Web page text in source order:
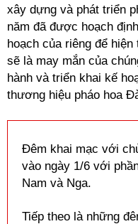
xây dựng và phát triển
năm đã được hoạch
hoạch của riêng để
sẽ là may mắn của
hành và triển khai kế
thương hiệu pháo hoa
Đêm khai mạc với
vào ngày 1/6 với
Nam và Nga.
Tiếp theo là những